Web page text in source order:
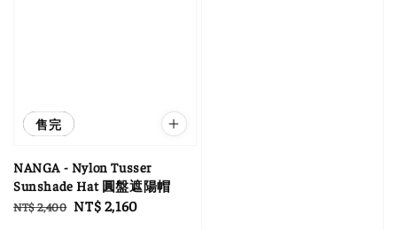
優惠
售完
NANGA - Nylon Tusser
Sunshade Hat 圓盤遮陽帽
Regular
NT$ 2,400 Sale
NT$ 2,160